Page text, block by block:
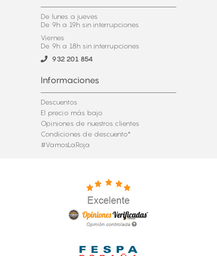
De lunes a jueves
De 9h a 19h sin interrupciones
Viernes
De 9h a 18h sin interrupciones
932 201 854
Informaciones
Descuentos
El precio más bajo
Opiniones de nuestros clientes
Condiciones de descuento*
#VamosLaRoja